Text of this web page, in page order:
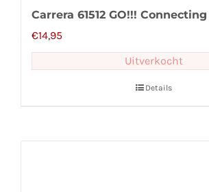
Carrera 61512 GO!!!
€14,95
Uitverkocht
Details